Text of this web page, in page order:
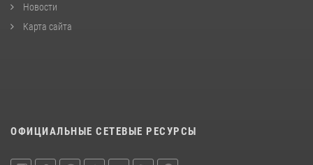
Новости
Карта сайта
ОФИЦИАЛЬНЫЕ СЕТЕВЫЕ РЕСУРСЫ